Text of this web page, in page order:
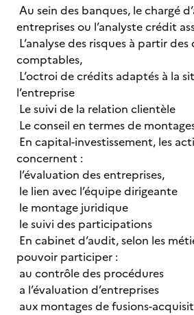
Au sein des banques, le chargé
entreprises ou l’analyste crédit
L’analyse des risques à partir
comptables,
L’octroi de crédits adaptés à la
l’entreprise
Le suivi de la relation clientèle
Le conseil en termes de
En capital-investissement, les
concernent :
l’évaluation des entreprises,
le lien avec l’équipe dirigeante
le montage juridique
le suivi des participations
En cabinet d’audit, selon les
pouvoir participer :
au contrôle des procédures
a l’évaluation d’entreprises
aux montages de fusions-